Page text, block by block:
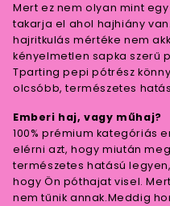
Mert ez nem olyan mint
takarja el ahol hajhiány
hajritkulás mértéke nem
kényelmetlen sapka szerű
Tparting pepi pótrész
olcsóbb, természetes
Emberi haj, vagy műhaj?
100% prémium kategóriás
elérni azt, hogy miután
természetes hatású
hogy Ön póthajat visel.
nem tűnik annak.Meddig